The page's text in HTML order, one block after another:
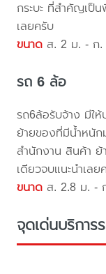
กระบะ ที่สำคัญเป็
เลยครับ
ขนาด ส. 2 ม. - ก
รถ 6 ล้อ
รถ6ล้อรับจ้าง มีใ
ย้ายของที่มีน้ำหนัก
สำนักงาน สินค้า
เดียวจบแนะนำเลย
ขนาด ส. 2.8 ม. -
จุดเด่นบริการ